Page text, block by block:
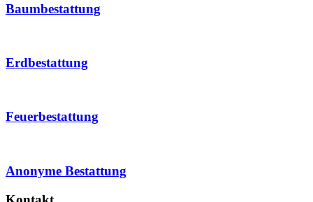
Baumbestattung
Erdbestattung
Feuerbestattung
Anonyme Bestattung